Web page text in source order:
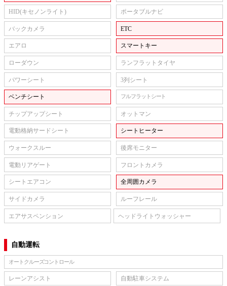
HID(キセノンライト) ポータブルナビ
バックカメラ ETC
エアロ スマートキー
ローダウン ランフラットタイヤ
パワーシート 3列シート
ベンチシート フルフラットシート
チップアップシート オットマン
電動格納サードシート シートヒーター
ウォークスルー 後席モニター
電動リアゲート フロントカメラ
シートエアコン 全周囲カメラ
サイドカメラ ルーフレール
エアサスペンション ヘッドライトウォッシャー
自動運転
オートクルーズコントロール
レーンアシスト 自動駐車システム